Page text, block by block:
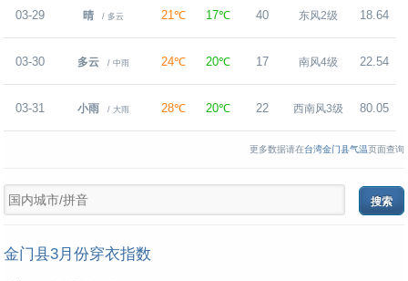
03-29 晴 / 多云 21℃ 17℃ 40 东风2级 18.64
03-30 多云 / 中雨 24℃ 20℃ 17 南风4级 22.54
03-31 小雨 / 大雨 28℃ 20℃ 22 西南风3级 80.05
更多数据请在台湾金门县气温页面查询
金门县3月份穿衣指数